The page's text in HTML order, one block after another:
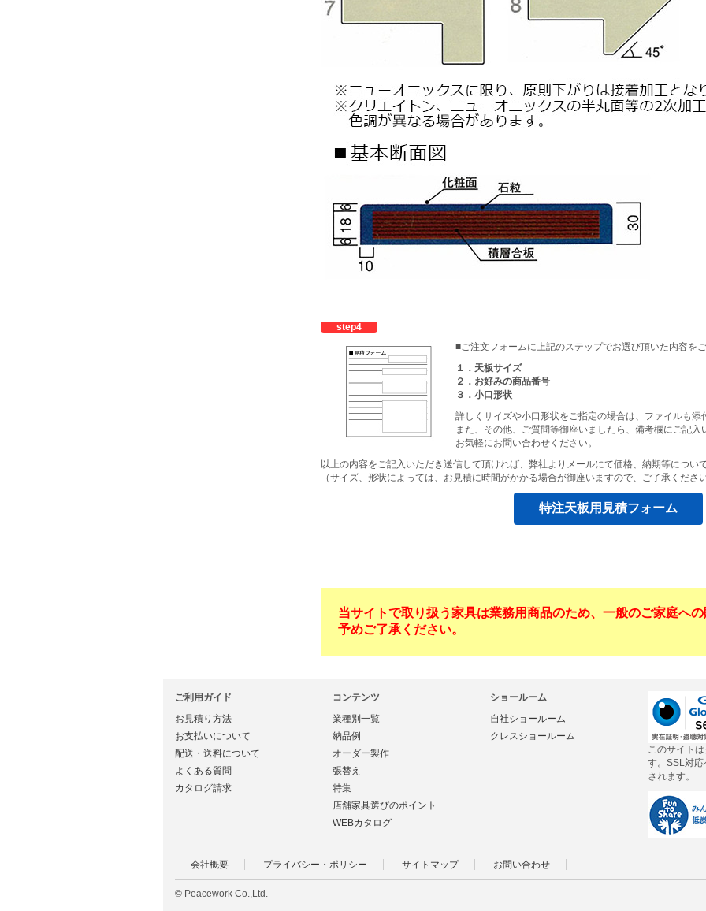
step4
■ご注文フォームに上記のステップでお選び頂いた内容を
１．天板サイズ
２．お好みの商品番号
３．小口形状
詳しくサイズや小口形状をご指定の場合は、ファイルも添
また、その他、ご質問等御座いましたら、備考欄にご記入
お気軽にお問い合わせください。
以上の内容をご記入いただき送信して頂ければ、弊社よりメールにて価格、納期等につい
（サイズ、形状によっては、お見積に時間がかかる場合が御座いますので、ご了承くださ
特注天板用見積フォーム
当サイトで取り扱う家具は業務用商品のため、一般のご家庭へ
予めご了承ください。
ご利用ガイド
お見積り方法
お支払いについて
配送・送料について
よくある質問
カタログ請求
コンテンツ
業種別一覧
納品例
オーダー製作
張替え
特集
店舗家具選びのポイント
WEBカタログ
ショールーム
自社ショールーム
クレスショールーム
このサイト
す。SSL対
されます。
会社概要 プライバシー・ポリシー サイトマップ お問い合わせ
© Peacework Co.,Ltd.